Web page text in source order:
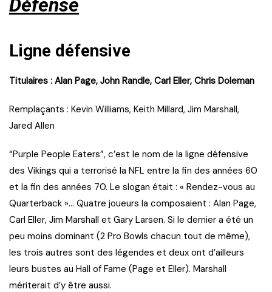
Défense
Ligne défensive
Titulaires : Alan Page, John Randle, Carl Eller, Chris Doleman
Remplaçants : Kevin Williams, Keith Millard, Jim Marshall,
Jared Allen
“Purple People Eaters”, c’est le nom de la ligne défensive
des Vikings qui a terrorisé la NFL entre la fin des années 60
et la fin des années 70. Le slogan était : « Rendez-vous au
Quarterback »… Quatre joueurs la composaient : Alan Page,
Carl Eller, Jim Marshall et Gary Larsen. Si le dernier a été un
peu moins dominant (2 Pro Bowls chacun tout de même),
les trois autres sont des légendes et deux ont d’ailleurs
leurs bustes au Hall of Fame (Page et Eller). Marshall
mériterait d’y être aussi.